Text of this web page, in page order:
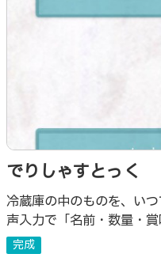
でりしゃすとっく
冷蔵庫の中のものを、い
声入力で「名前・数量・
トに食材を登録します。
完成